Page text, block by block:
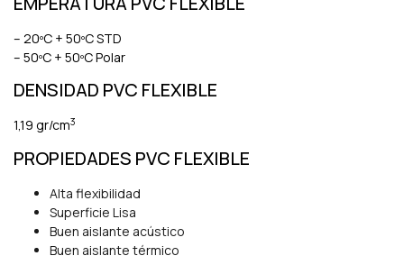
– 20ºC + 50ºC STD
– 50ºC + 50ºC Polar
DENSIDAD PVC FLEXIBLE
1,19 gr/cm3
PROPIEDADES PVC FLEXIBLE
Alta flexibilidad
Superficie Lisa
Buen aislante acústico
Buen aislante térmico